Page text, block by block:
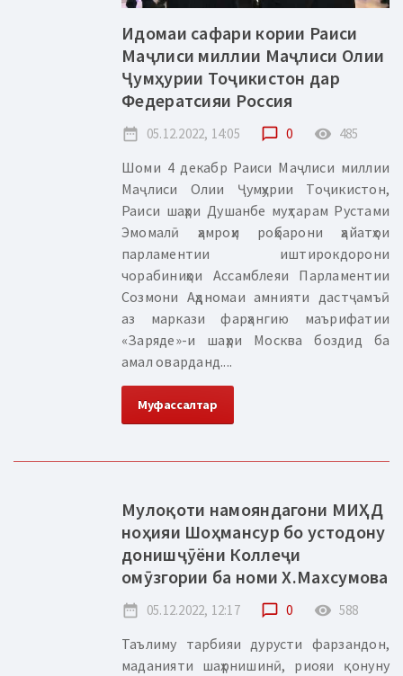
Идомаи сафари кории Раиси
Маҷлиси миллии Маҷлиси Олии
Ҷумҳурии Тоҷикистон дар
Федератсияи Россия
date_range 05.12.2022, 14:05 chat_bubble_outline 0 remove_red_eye 485
Шоми 4 декабр Раиси Маҷлиси миллии
Маҷлиси Олии Ҷумҳурии Тоҷикистон,
Раиси шаҳри Душанбе муҳтарам Рустами
Эмомалӣ ҳамроҳи роҳбарони ҳайатҳои
парламентии иштирокдорони
чорабиниҳои Ассамблеяи Парламентии
Созмони Аҳдномаи амнияти дастҷамъӣ
аз маркази фарҳангию маърифатии
«Заряде»-и шаҳри Москва боздид ба
амал оварданд....
Муфассалтар
Мулоқоти намояндагони МИҲД
ноҳияи Шоҳмансур бо устодону
донишҷӯёни Коллеҷи
омӯзгории ба номи Х.Махсумова
date_range 05.12.2022, 12:17 chat_bubble_outline 0 remove_red_eye 588
Таълиму тарбияи дурусти фарзандон,
маданияти шаҳрнишинӣ, риояи қонуну